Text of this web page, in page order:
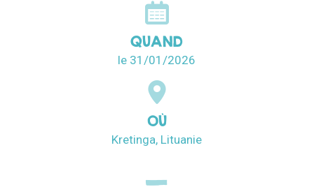
QUAND
le 31/01/2026
OÙ
Kretinga, Lituanie